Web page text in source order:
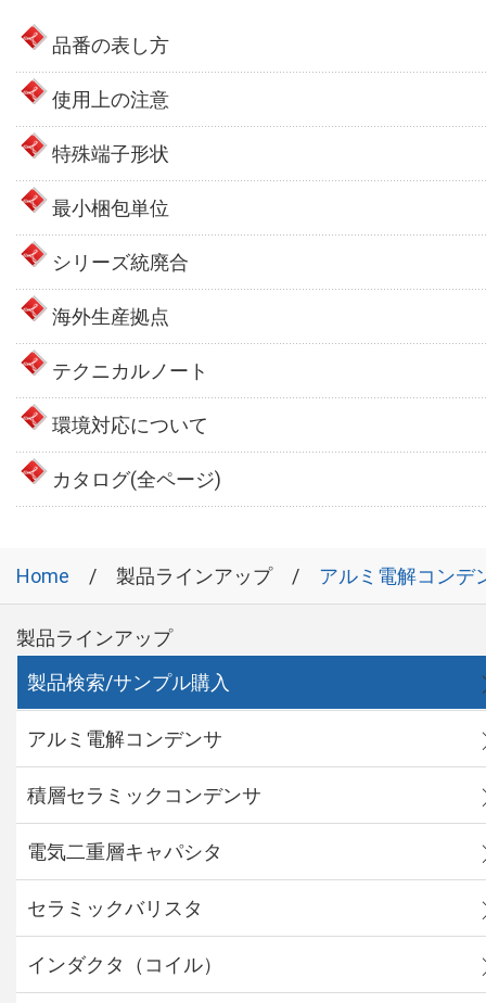
品番の表し方
使用上の注意
特殊端子形状
最小梱包単位
シリーズ統廃合
海外生産拠点
テクニカルノート
環境対応について
カタログ(全ページ)
Home 製品ラインアップ アルミ電解コンデ
製品ラインアップ
製品検索/サンプル購入
アルミ電解コンデンサ
積層セラミックコンデンサ
電気二重層キャパシタ
セラミックバリスタ
インダクタ（コイル）